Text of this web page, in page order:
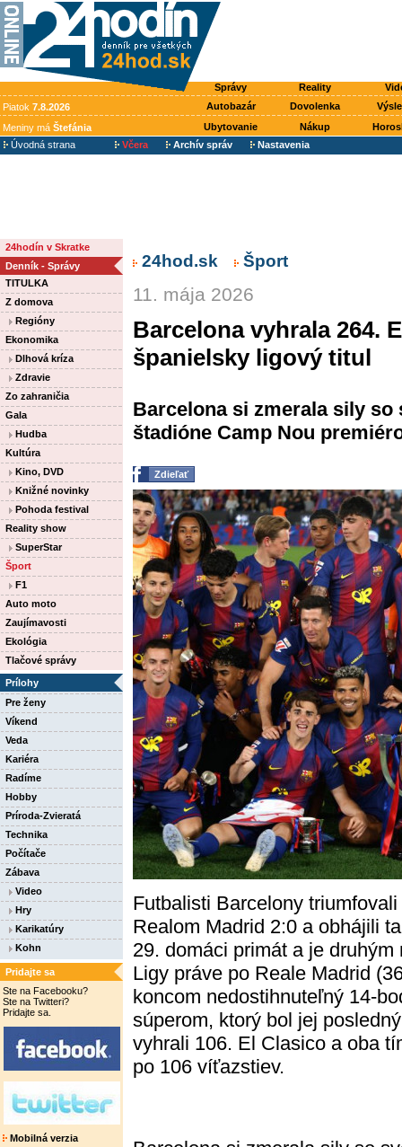
Správy Reality
Piatok 7.8.2026 Autobazár Dovolenka
Meniny má Štefánia Ubytovanie Nákup
Úvodná strana
Včera Archív správ Nastavenia
24hodín v Skratke
Denník - Správy
TITULKA
Z domova
Regióny
Ekonomika
Dlhová kríza
Zdravie
Zo zahraničia
Gala
Hudba
Kultúra
Kino, DVD
Knižné novinky
Pohoda festival
Reality show
SuperStar
Šport
F1
Auto moto
Zaujímavosti
Ekológia
Tlačové správy
Prílohy
Pre ženy
Víkend
Veda
Kariéra
Radíme
Hobby
Príroda-Zvieratá
Technika
Počítače
Zábava
Video
Hry
Karikatúry
Kohn
Pridajte sa
Ste na Facebooku?
Ste na Twitteri?
Pridajte sa.
Mobilná verzia
24hod.sk Šport
11. mája 2026
Barcelona vyhrala 264.
španielsky ligový titul
Barcelona si zmerala sily
štadióne Camp Nou
Zdieľať
Futbalisti Barcelony
Realom Madrid 2:0 a obhájili
29. domáci primát a je
Ligy práve po Reale Madrid
koncom nedostihnuteľný 14-
súperom, ktorý bol jej
vyhrali 106. El Clasico a oba
po 106 víťazstiev.